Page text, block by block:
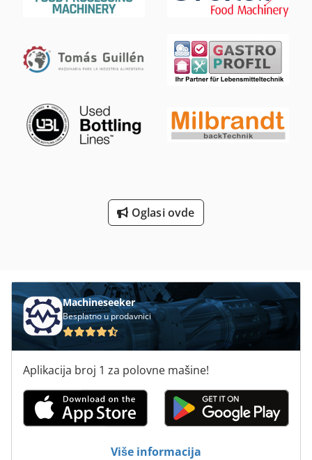
Oglasi ovde
Machineseeker
Besplatno u prodavnici
Aplikacija broj 1 za polovne mašine!
Više informacija